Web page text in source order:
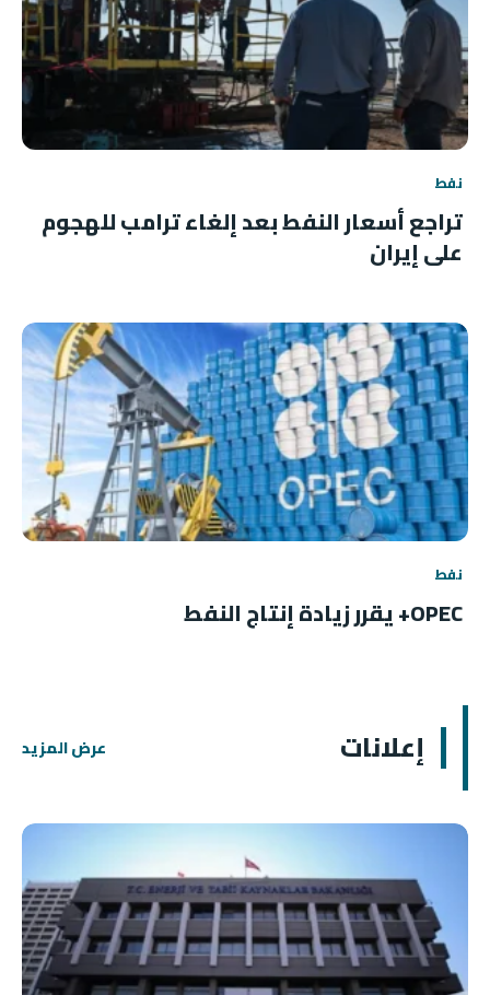
نفط
تراجع أسعار النفط بعد إلغاء ترامب للهجوم
على إيران
نفط
OPEC+ يقرر زيادة إنتاج النفط
إعلانات عرض المزيد